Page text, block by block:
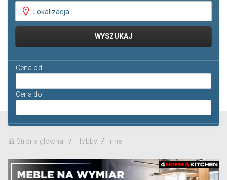
WYSZUKAJ
Cena od
Cena do
Strona główna Hobby Inne